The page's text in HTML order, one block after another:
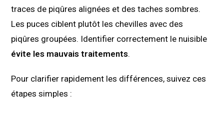
traces de piqûres alignées et des taches sombres.
Les puces ciblent plutôt les chevilles avec des
piqûres groupées. Identifier correctement le nuisible
évite les mauvais traitements.
Pour clarifier rapidement les différences, suivez ces
étapes simples :